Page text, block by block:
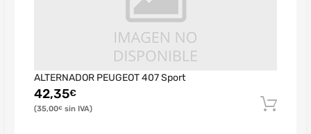
ALTERNADOR PEUGEOT 407 Sport
42,35€
35,00€